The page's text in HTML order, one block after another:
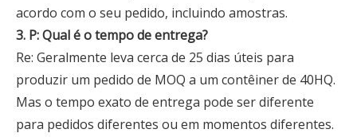
acordo com o seu pedido, incluindo amostras.
3. P: Qual é o tempo de entrega?
Re: Geralmente leva cerca de 25 dias úteis para
produzir um pedido de MOQ a um contêiner de 40HQ.
Mas o tempo exato de entrega pode ser diferente
para pedidos diferentes ou em momentos diferentes.